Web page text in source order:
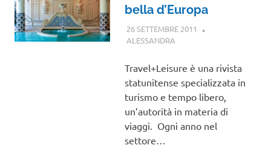
bella d’Europa
26 SETTEMBRE 2011
ALESSANDRA
Travel+Leisure è una rivista
statunitense specializzata in
turismo e tempo libero,
un’autorità in materia di
viaggi. Ogni anno nel
settore…